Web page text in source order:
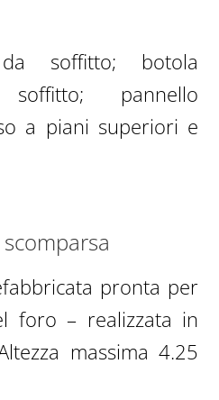
soffitto; botola
pannello
a piani superiori e
pronta per
foro – realizzata in
massima 4.25